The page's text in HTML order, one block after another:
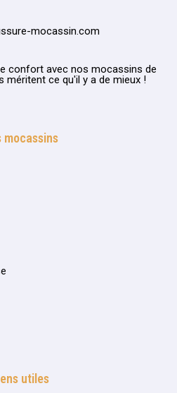
confort avec nos mocassins de
méritent ce qu'il y a de mieux !
mocassins
utiles